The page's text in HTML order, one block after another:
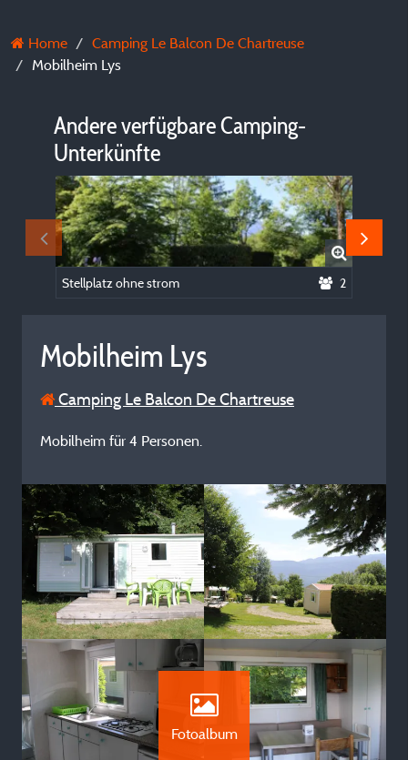
Home
Camping Le Balcon De Chartreuse
Mobilheim Lys
Andere verfügbare Camping-
Unterkünfte
Stellplatz ohne strom 2
Mobilheim Lys
Camping Le Balcon De Chartreuse
Mobilheim für 4 Personen.
Fotoalbum